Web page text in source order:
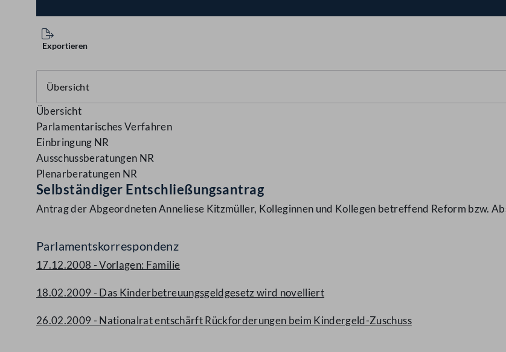
Exportieren
Übersicht
Parlamentarisches Verfahren
Einbringung NR
Ausschussberatungen NR
Plenarberatungen NR
Selbständiger Entschließungsantrag
Antrag der Abgeordneten Anneliese Kitzmüller, Kolleginnen und Kollegen betreffend Reform bzw.
Parlamentskorrespondenz
17.12.2008 - Vorlagen: Familie
18.02.2009 - Das Kinderbetreuungsgeldgesetz wird novelliert
26.02.2009 - Nationalrat entschärft Rückforderungen beim Kindergeld-Zuschuss